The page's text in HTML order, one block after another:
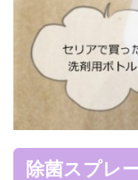
除菌スプレ